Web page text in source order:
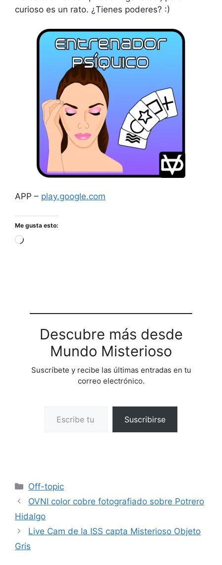
curioso es un rato. ¿Tienes poderes? :)
APP – play.google.com
Me gusta esto:
Cargando...
Descubre más desde
Mundo Misterioso
Suscríbete y recibe las últimas entradas en tu
correo electrónico.
Suscribirse
Categorías
Off-topic
OVNI color cobre fotografiado sobre Potrero
Hidalgo
Live Cam de la ISS capta Misterioso Objeto
Gris